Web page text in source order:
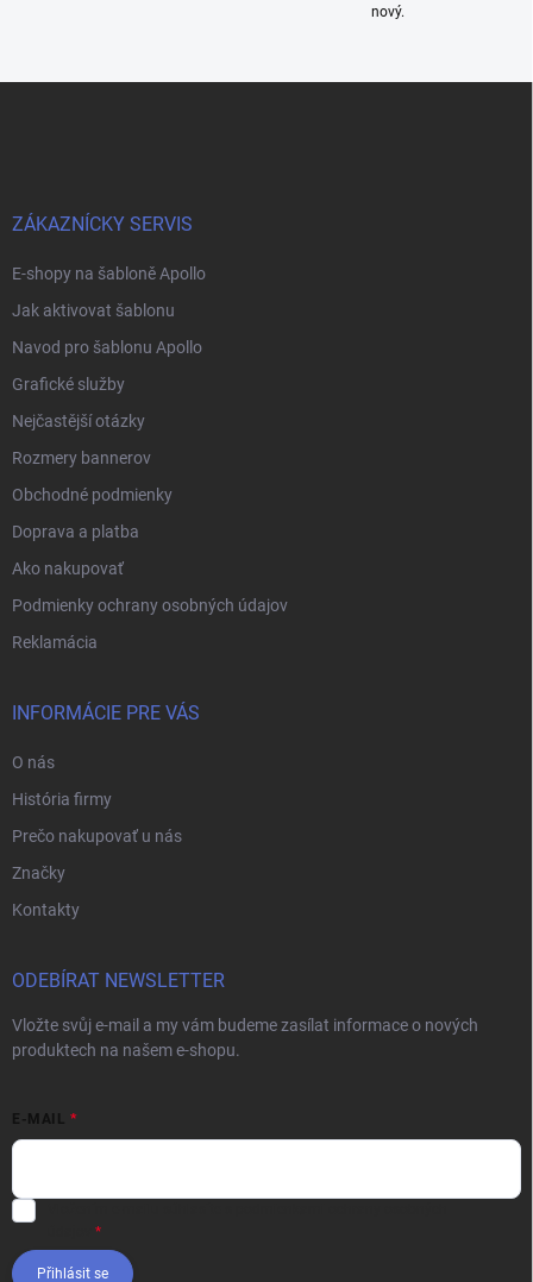
nový.
ZÁKAZNÍCKY SERVIS
E-shopy na šabloně Apollo
Jak aktivovat šablonu
Navod pro šablonu Apollo
Grafické služby
Nejčastější otázky
Rozmery bannerov
Obchodné podmienky
Doprava a platba
Ako nakupovať
Podmienky ochrany osobných údajov
Reklamácia
INFORMÁCIE PRE VÁS
O nás
História firmy
Prečo nakupovať u nás
Značky
Kontakty
ODEBÍRAT NEWSLETTER
Vložte svůj e-mail a my vám budeme zasílat informace o nových
produktech na našem e-shopu.
E-MAIL
Přihlásit se